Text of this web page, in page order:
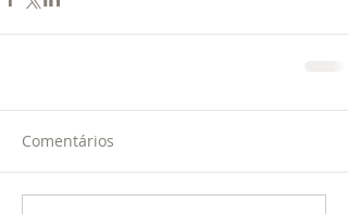
Comentários